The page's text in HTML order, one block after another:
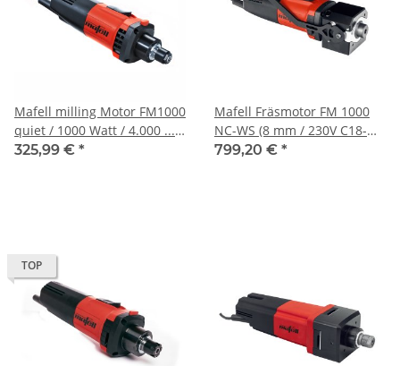
Mafell milling Motor FM1000
quiet / 1000 Watt / 4.000 ...
25.000 1/min
325,99 € *
Mafell Fräsmotor FM 1000
NC-WS (8 mm / 230V C18-
C17 4m + 0-10V)
799,20 € *
TOP